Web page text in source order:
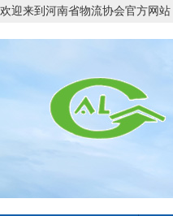
欢迎来到河南省物流协会官方网站